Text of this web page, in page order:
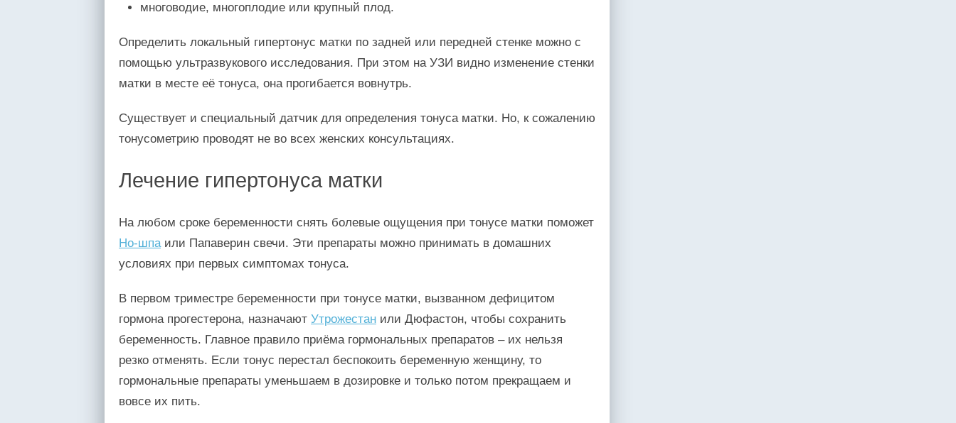
многоводие, многоплодие или крупный плод.
Определить локальный гипертонус матки по задней или передней стенке можно с
помощью ультразвукового исследования. При этом на УЗИ видно изменение стенки
матки в месте её тонуса, она прогибается вовнутрь.
Существует и специальный датчик для определения тонуса матки. Но, к сожалению
тонусометрию проводят не во всех женских консультациях.
Лечение гипертонуса матки
На любом сроке беременности снять болевые ощущения при тонусе матки поможет
Но-шпа или Папаверин свечи. Эти препараты можно принимать в домашних
условиях при первых симптомах тонуса.
В первом триместре беременности при тонусе матки, вызванном дефицитом
гормона прогестерона, назначают Утрожестан или Дюфастон, чтобы сохранить
беременность. Главное правило приёма гормональных препаратов – их нельзя
резко отменять. Если тонус перестал беспокоить беременную женщину, то
гормональные препараты уменьшаем в дозировке и только потом прекращаем и
вовсе их пить.